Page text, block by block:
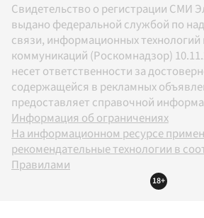
Свидетельство о регистрации СМИ
выдано федеральной службой по
связи, информационных
коммуникаций (Роскомнадзор)
несет ответственности за
содержащейся в рекламных
предоставляет справочной
Информация об ограничениях
На информационном ресурсе
рекомендательные технологии в
Правилами
18+